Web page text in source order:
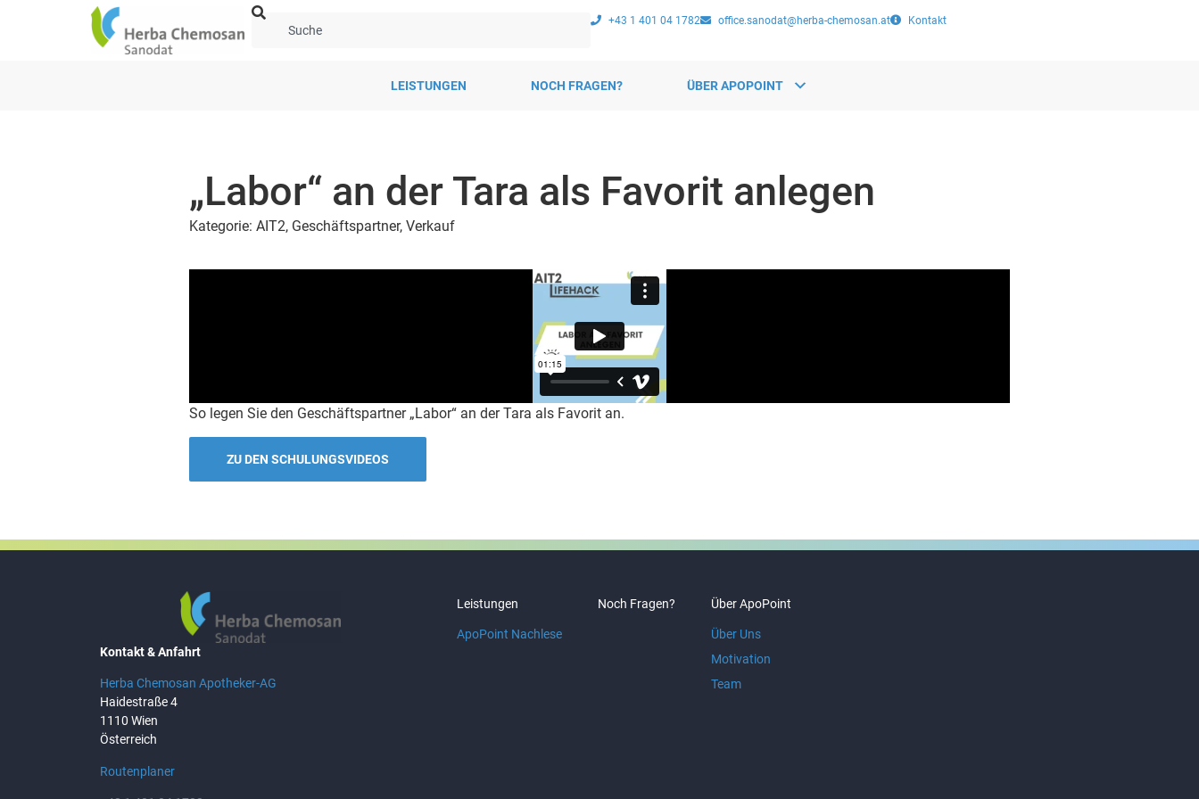
+43 1 401 04 1782 office.sanodat@herba-chemosan.at Kontakt
LEISTUNGEN NOCH FRAGEN? ÜBER APOPOINT
„Labor“ an der Tara als Favorit anlegen
Kategorie: AIT2, Geschäftspartner, Verkauf
So legen Sie den Geschäftspartner „Labor“ an der Tara als Favorit an.
ZU DEN SCHULUNGSVIDEOS
Kontakt & Anfahrt
Herba Chemosan Apotheker-AG
Haidestraße 4
1110 Wien
Österreich
Routenplaner
Leistungen
ApoPoint Nachlese
Noch Fragen? Über ApoPoint
Über Uns
Motivation
Team